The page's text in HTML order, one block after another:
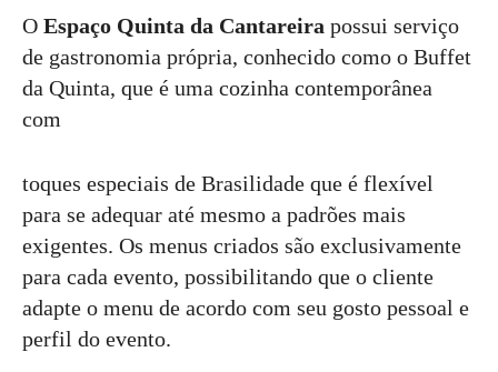
O Espaço Quinta da Cantareira possui serviço
de gastronomia própria, conhecido como o Buffet
da Quinta, que é uma cozinha contemporânea
com
toques especiais de Brasilidade que é flexível
para se adequar até mesmo a padrões mais
exigentes. Os menus criados são exclusivamente
para cada evento, possibilitando que o cliente
adapte o menu de acordo com seu gosto pessoal e
perfil do evento.